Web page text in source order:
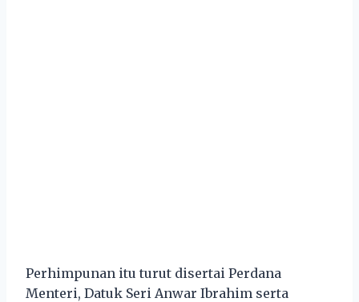
Perhimpunan itu turut disertai Perdana
Menteri, Datuk Seri Anwar Ibrahim serta